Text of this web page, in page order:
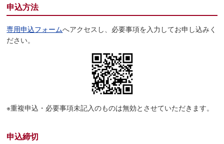
申込方法
専用申込フォームへアクセスし、必要事項を入力してお申し込みく
ださい。
※重複申込・必要事項未記入のものは無効とさせていただきます。
申込締切